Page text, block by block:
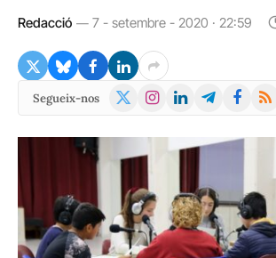
Redacció 7 - setembre - 2020 · 22:59
Segueix-nos
X
Instagram
LinkedInTelegramFacebook
RSS